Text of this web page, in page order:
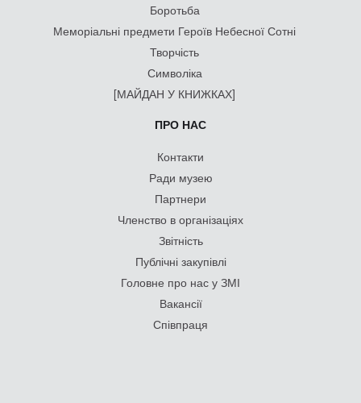
Боротьба
Меморіальні предмети Героїв Небесної Сотні
Творчість
Символіка
[МАЙДАН У КНИЖКАХ]
ПРО НАС
Контакти
Ради музею
Партнери
Членство в організаціях
Звітність
Публічні закупівлі
Головне про нас у ЗМІ
Вакансії
Співпраця